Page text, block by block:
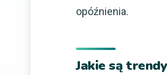
opóźnienia.
Jakie są